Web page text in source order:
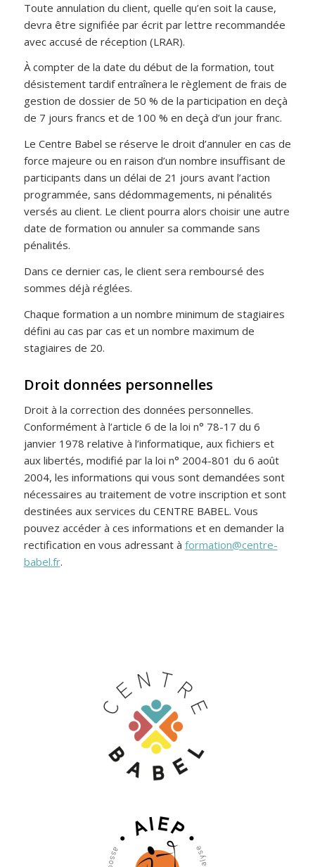
Toute annulation du client, quelle qu’en soit la cause,
devra être signifiée par écrit par lettre recommandée
avec accusé de réception (LRAR).
À compter de la date du début de la formation, tout
désistement tardif entraînera le règlement de frais de
gestion de dossier de 50 % de la participation en deçà
de 7 jours francs et de 100 % en deçà d’un jour franc.
Le Centre Babel se réserve le droit d’annuler en cas de
force majeure ou en raison d’un nombre insuffisant de
participants dans un délai de 21 jours avant l’action
programmée, sans dédommagements, ni pénalités
versés au client. Le client pourra alors choisir une autre
date de formation ou annuler sa commande sans
pénalités.
Dans ce dernier cas, le client sera remboursé des
sommes déjà réglées.
Chaque formation a un nombre minimum de stagiaires
défini au cas par cas et un nombre maximum de
stagiaires de 20.
Droit données personnelles
Droit à la correction des données personnelles.
Conformément à l’article 6 de la loi n° 78-17 du 6
janvier 1978 relative à l’informatique, aux fichiers et
aux libertés, modifié par la loi n° 2004-801 du 6 août
2004, les informations qui vous sont demandées sont
nécessaires au traitement de votre inscription et sont
destinées aux services du CENTRE BABEL. Vous
pouvez accéder à ces informations et en demander la
rectification en vous adressant à formation@centre-
babel.fr.